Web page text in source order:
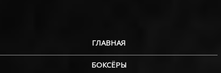
ГЛАВНАЯ
БОКСЁРЫ